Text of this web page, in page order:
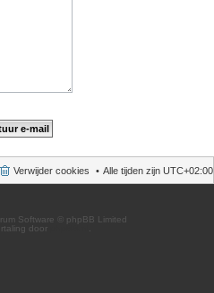
Alle tijden zijn UTC+02:00
Verwijder cookies
Software © phpBB Limited
door